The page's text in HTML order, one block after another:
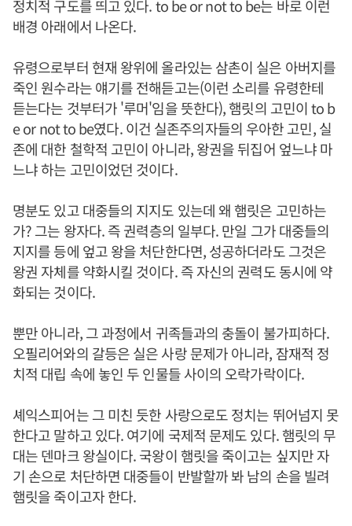
정치적 구도를 띄고 있다. to be or not to be는 바로 이런
배경 아래에서 나온다.
유령으로부터 현재 왕위에 올라있는 삼촌이 실은 아버지를
죽인 원수라는 얘기를 전해듣고는(이런 소리를 유령한테
듣는다는 것부터가 '루머'임을 뜻한다), 햄릿의 고민이 to b
e or not to be였다. 이건 실존주의자들의 우아한 고민, 실
존에 대한 철학적 고민이 아니라, 왕권을 뒤집어 엎느냐 마
느냐 하는 고민이었던 것이다.
명분도 있고 대중들의 지지도 있는데 왜 햄릿은 고민하는
가? 그는 왕자다. 즉 권력층의 일부다. 만일 그가 대중들의
지지를 등에 엎고 왕을 처단한다면, 성공하더라도 그것은
왕권 자체를 약화시킬 것이다. 즉 자신의 권력도 동시에 약
화되는 것이다.
뿐만 아니라, 그 과정에서 귀족들과의 충돌이 불가피하다.
오필리어와의 갈등은 실은 사랑 문제가 아니라, 잠재적 정
치적 대립 속에 놓인 두 인물들 사이의 오락가락이다.
셰익스피어는 그 미친 듯한 사랑으로도 정치는 뛰어넘지 못
한다고 말하고 있다. 여기에 국제적 문제도 있다. 햄릿의 무
대는 덴마크 왕실이다. 국왕이 햄릿을 죽이고는 싶지만 자
기 손으로 처단하면 대중들이 반발할까 봐 남의 손을 빌려
햄릿을 죽이고자 한다.